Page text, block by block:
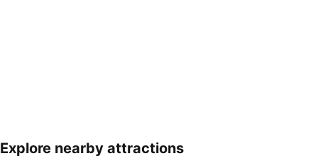
Explore nearby attractions